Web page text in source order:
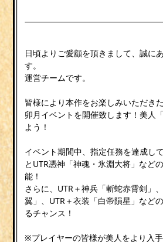
日頃よりご愛顧を頂きまして、誠に
す。
運営チームです。
皆様により本作をお楽しみいただきた
卯月イベントを開催致します！美人
よう！
イベント期間中、指定任務を達成し
とUTR憑神「神魂・氷淵大将」など
能！
さらに、UTR＋神兵「斬蛇赤霄剣」
翼」、UTR＋衣装「白帝隕星」など
るチャンス！
※プレイヤーの皆様が美人をより入手